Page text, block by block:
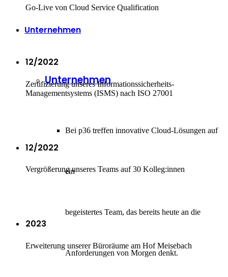
Unternehmen
Unternehmen
Bei p36 treffen innovative Cloud-Lösungen auf
ein
begeistertes Team, das bereits heute an die
Anforderungen von Morgen denkt.
Go-Live von Cloud Service Qualification
12/2022
Zertifizierung unseres Informationssicherheits-
Managementsystems (ISMS) nach ISO 27001
12/2022
Vergrößerung unseres Teams auf 30 Kolleg:innen
2023
Erweiterung unserer Büroräume am Hof Meisebach